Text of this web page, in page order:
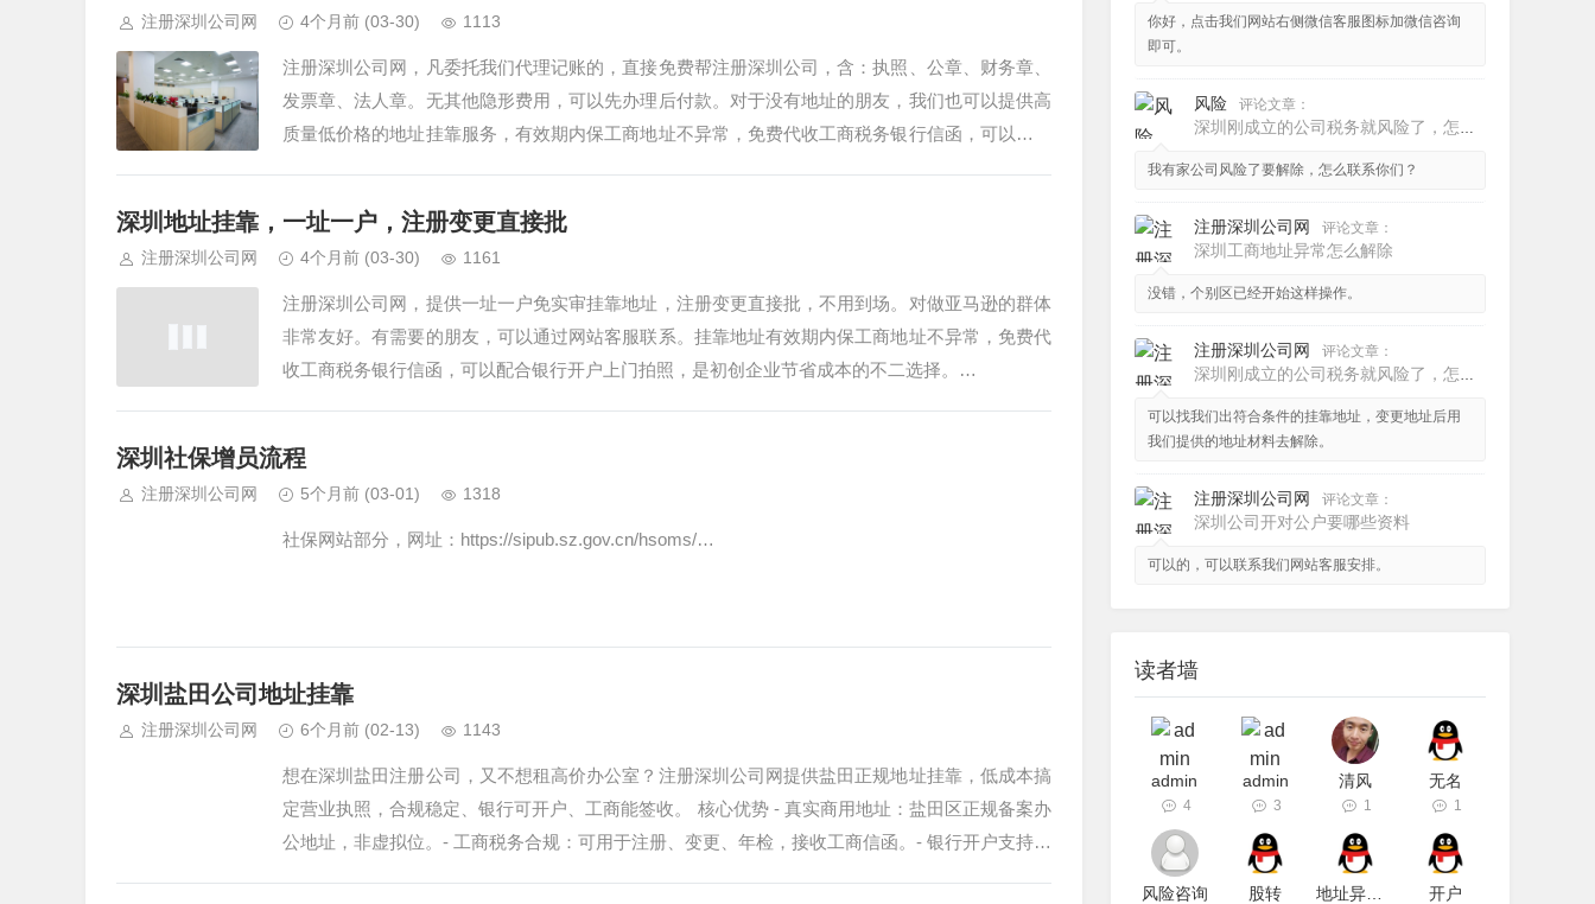
注册深圳公司网 4个月前 (03-30) 1113
注册深圳公司网，凡委托我们代理记账的，直接免费帮注册深圳公司，含：执照、公章、财务章、
发票章、法人章。无其他隐形费用，可以先办理后付款。对于没有地址的朋友，我们也可以提供高
质量低价格的地址挂靠服务，有效期内保工商地址不异常，免费代收工商税务银行信函，可以配合
深圳地址挂靠，一址一户，注册变更直接批
注册深圳公司网 4个月前 (03-30) 1161
注册深圳公司网，提供一址一户免实审挂靠地址，注册变更直接批，不用到场。对做亚马逊的群体
非常友好。有需要的朋友，可以通过网站客服联系。挂靠地址有效期内保工商地址不异常，免费代
收工商税务银行信函，可以配合银行开户上门拍照，是初创企业节省成本的不二选择。…
深圳社保增员流程
注册深圳公司网 5个月前 (03-01) 1318
社保网站部分，网址：https://sipub.sz.gov.cn/hsoms/…
深圳盐田公司地址挂靠
注册深圳公司网 6个月前 (02-13) 1143
想在深圳盐田注册公司，又不想租高价办公室？注册深圳公司网提供盐田正规地址挂靠，低成本搞
定营业执照，合规稳定、银行可开户、工商能签收。 核心优势 - 真实商用地址：盐田区正规备案办
公地址，非虚拟位。- 工商税务合规：可用于注册、变更、年检，接收工商信函。- 银行开户支持：
你好，点击我们网站右侧微信客服图标加微信咨询
即可。
风险
评论文章：
深圳刚成立的公司税务就风险了，怎么解除？
我有家公司风险了要解除，怎么联系你们？
注册深圳公司网 评论文章：
深圳工商地址异常怎么解除
没错，个别区已经开始这样操作。
注册深圳公司网
评论文章：
深圳刚成立的公司税务就风险了，怎么解除？
可以找我们出符合条件的挂靠地址，变更地址后用
我们提供的地址材料去解除。
注册深圳公司网 评论文章：
深圳公司开对公户要哪些资料
可以的，可以联系我们网站客服安排。
读者墙
admin
4
admin
3
清风
1
无名
1
风险咨询 股转 地址异常问题 开户